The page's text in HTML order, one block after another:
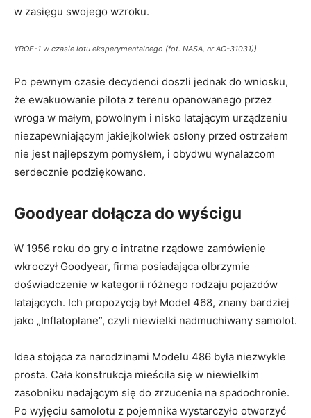
w zasięgu swojego wzroku.
YROE-1 w czasie lotu eksperymentalnego (fot. NASA, nr AC-31031))
Po pewnym czasie decydenci doszli jednak do wniosku,
że ewakuowanie pilota z terenu opanowanego przez
wroga w małym, powolnym i nisko latającym urządzeniu
niezapewniającym jakiejkolwiek osłony przed ostrzałem
nie jest najlepszym pomysłem, i obydwu wynalazcom
serdecznie podziękowano.
Goodyear dołącza do wyścigu
W 1956 roku do gry o intratne rządowe zamówienie
wkroczył Goodyear, firma posiadająca olbrzymie
doświadczenie w kategorii różnego rodzaju pojazdów
latających. Ich propozycją był Model 468, znany bardziej
jako „Inflatoplane”, czyli niewielki nadmuchiwany samolot.
Idea stojąca za narodzinami Modelu 486 była niezwykle
prosta. Cała konstrukcja mieściła się w niewielkim
zasobniku nadającym się do zrzucenia na spadochronie.
Po wyjęciu samolotu z pojemnika wystarczyło otworzyć